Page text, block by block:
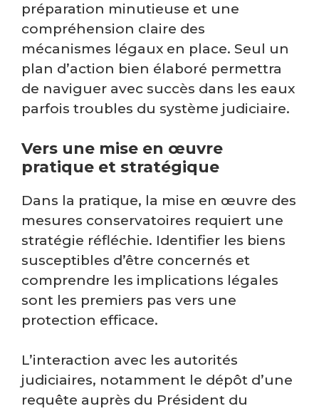
préparation minutieuse et une
compréhension claire des
mécanismes légaux en place. Seul un
plan d’action bien élaboré permettra
de naviguer avec succès dans les eaux
parfois troubles du système judiciaire.
Vers une mise en œuvre
pratique et stratégique
Dans la pratique, la mise en œuvre des
mesures conservatoires requiert une
stratégie réfléchie. Identifier les biens
susceptibles d’être concernés et
comprendre les implications légales
sont les premiers pas vers une
protection efficace.
L’interaction avec les autorités
judiciaires, notamment le dépôt d’une
requête auprès du Président du